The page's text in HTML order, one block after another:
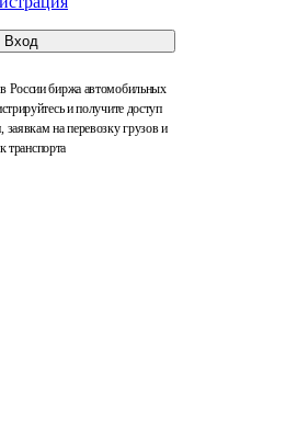
Вход
биржа автомобильных
и получите доступ
заявкам на перевозку грузов и
транспорта